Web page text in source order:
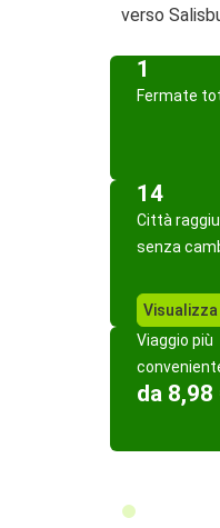
verso
1
Fermate
14
Città
senza
Visualizza
Viaggio più
da 8,98